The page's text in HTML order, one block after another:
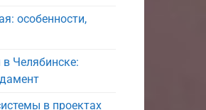
особенности,
Челябинске:
в проектах